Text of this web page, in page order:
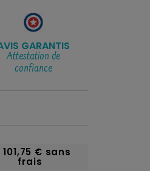
GARANTIS
Attestation de
confiance
101,75 € sans
frais